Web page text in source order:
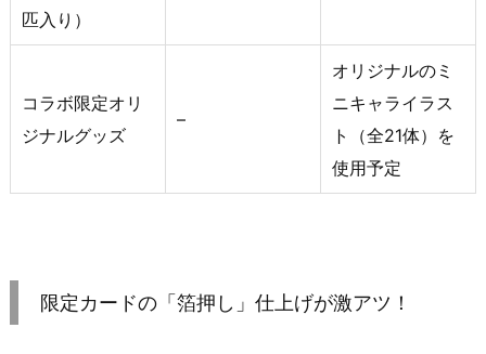
匹入り）
コラボ限定オリ
ジナルグッズ
–
オリジナルのミ
ニキャライラス
ト（全21体）を
使用予定
限定カードの「箔押し」仕上げが激アツ！